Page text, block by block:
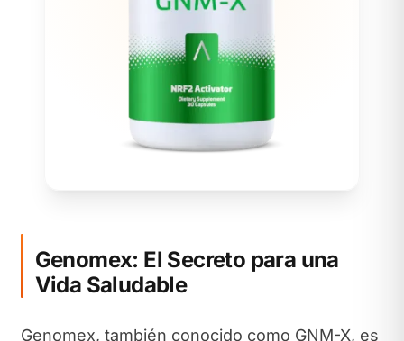
Genomex: El Secreto para una
Vida Saludable
Genomex, también conocido como GNM-X, es